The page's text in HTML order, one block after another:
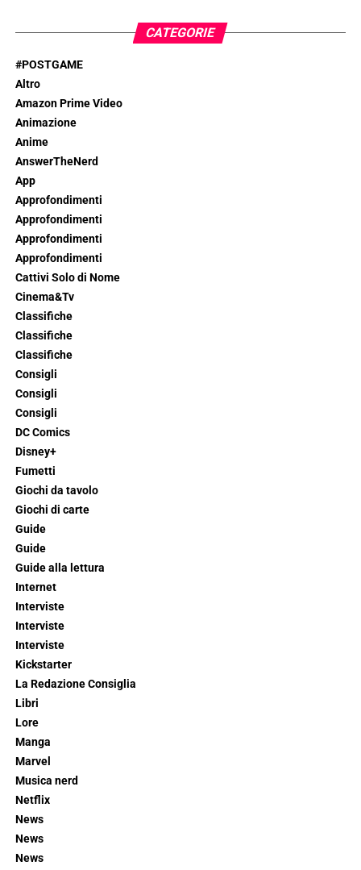
CATEGORIE
#POSTGAME
Altro
Amazon Prime Video
Animazione
Anime
AnswerTheNerd
App
Approfondimenti
Approfondimenti
Approfondimenti
Approfondimenti
Cattivi Solo di Nome
Cinema&Tv
Classifiche
Classifiche
Classifiche
Consigli
Consigli
Consigli
DC Comics
Disney+
Fumetti
Giochi da tavolo
Giochi di carte
Guide
Guide
Guide alla lettura
Internet
Interviste
Interviste
Interviste
Kickstarter
La Redazione Consiglia
Libri
Lore
Manga
Marvel
Musica nerd
Netflix
News
News
News